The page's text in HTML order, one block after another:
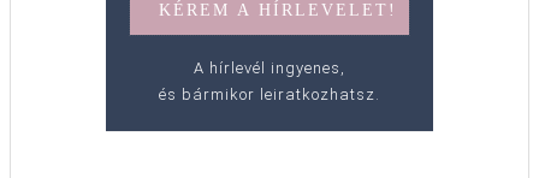
A hírlevél ingyenes,
és bármikor leiratkozhatsz.